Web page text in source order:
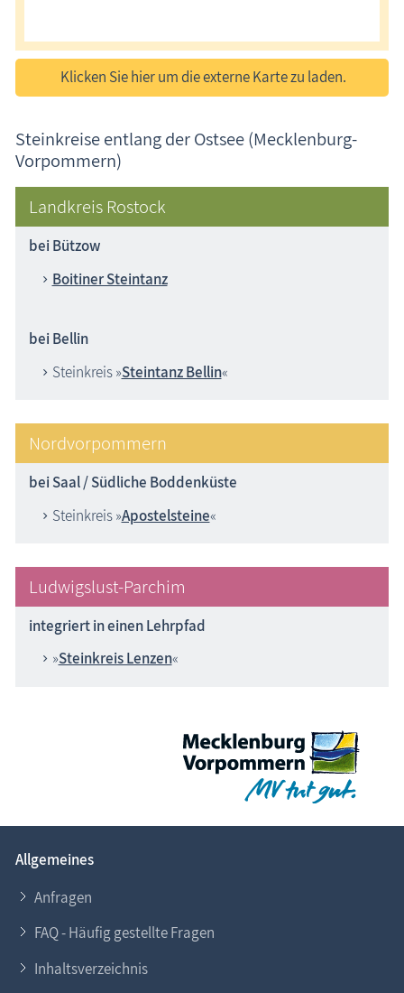
Veranstaltungstermine
Freizeit
Wissenswertes
Veranstaltungen
Blog
Klicken Sie hier um die externe Karte zu laden.
Steinkreise entlang der Ostsee (Mecklenburg-
Vorpommern)
Landkreis Rostock
bei Bützow
Boitiner Steintanz
bei Bellin
Steinkreis »Steintanz Bellin«
Nordvorpommern
bei Saal / Südliche Boddenküste
Steinkreis »Apostelsteine«
Ludwigslust-Parchim
integriert in einen Lehrpfad
»Steinkreis Lenzen«
Allgemeines
Anfragen
FAQ - Häufig gestellte Fragen
Inhaltsverzeichnis